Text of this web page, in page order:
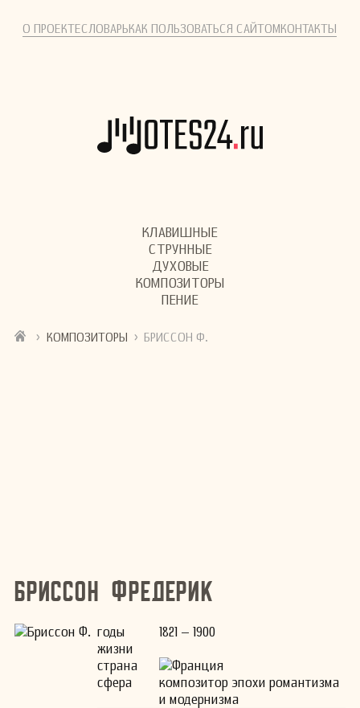
О ПРОЕКТЕСЛОВАРЬКАК ПОЛЬЗОВАТЬСЯ САЙТОМКОНТАКТЫ
КЛАВИШНЫЕ
СТРУННЫЕ
ДУХОВЫЕ
КОМПОЗИТОРЫ
ПЕНИЕ
› КОМПОЗИТОРЫ › БРИССОН Ф.
Бриссон Фредерик
годы
жизни
1821 – 1900
страна
Франция
сфера
композитор эпохи романтизма
и модернизма